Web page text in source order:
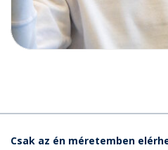
Csak az én méretemben